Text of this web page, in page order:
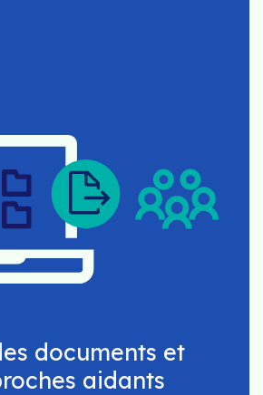
documents et
aidants